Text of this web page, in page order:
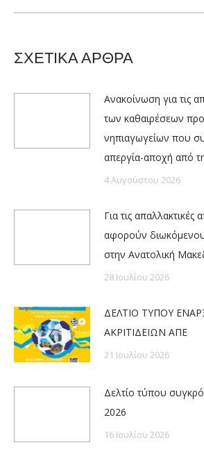
ΣΧΕΤΙΚΑ ΑΡΘΡΑ
Ανακοίνωση για τις
των καθαιρέσεων
νηπιαγωγείων που
απεργία-αποχή από
4 Αυγούστου 2026
Για τις
αφορούν
στην Ανατολική
28 Ιουλίου 2026
ΔΕΛΤΙΟ ΤΥΠΟΥ
ΑΚΡΙΤΙΔΕΙΩΝ ΑΠΕ
21 Ιουλίου 2026
Δελτίο τύπου
2026
16 Ιουλίου 2026